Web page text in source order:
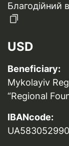
Благодійний
USD
Beneficiary:
Mykolayiv
“Regional
IBANcode: